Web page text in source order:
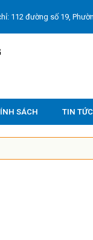
112 đường số 19,
SÁCH TIN TỨC